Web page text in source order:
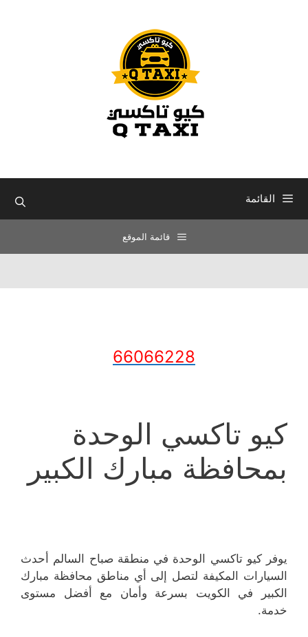
القائمة
قائمة الموقع
66066228
كيو تاكسي الوحدة
بمحافظة مبارك الكبير
يوفر كيو تاكسي الوحدة في منطقة صباح السالم أحدث
السيارات المكيفة لتصل إلى أي مناطق محافظة مبارك
الكبير في الكويت بسرعة وأمان مع أفضل مستوى
خدمة.